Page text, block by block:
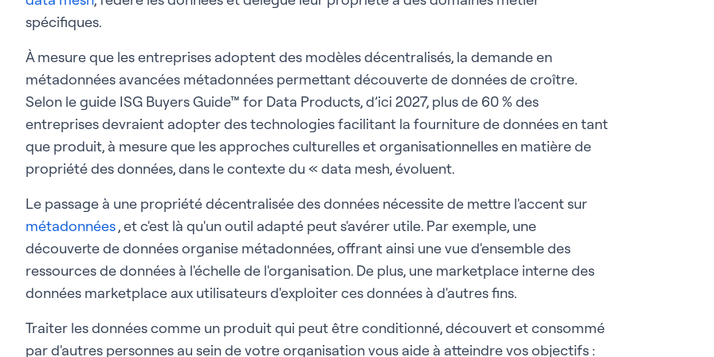
spécifiques.
À mesure que les entreprises adoptent des modèles décentralisés, la demande en
métadonnées avancées métadonnées permettant découverte de données de croître.
Selon le guide ISG Buyers Guide™ for Data Products, d’ici 2027, plus de 60 % des
entreprises devraient adopter des technologies facilitant la fourniture de données en tant
que produit, à mesure que les approches culturelles et organisationnelles en matière de
propriété des données, dans le contexte du « data mesh, évoluent.
Le passage à une propriété décentralisée des données nécessite de mettre l'accent sur
métadonnées, et c'est là qu'un outil adapté peut s'avérer utile. Par exemple, une
découverte de données organise métadonnées, offrant ainsi une vue d'ensemble des
ressources de données à l'échelle de l'organisation. De plus, une marketplace interne des
données marketplace aux utilisateurs d'exploiter ces données à d'autres fins.
Traiter les données comme un produit qui peut être conditionné, découvert et consommé
par d'autres personnes au sein de votre organisation vous aide à atteindre vos objectifs :